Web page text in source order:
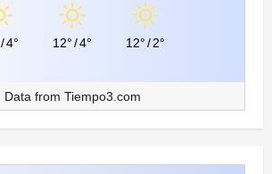
/4° 12°/4° 12°/2°
Data from Tiempo3.com